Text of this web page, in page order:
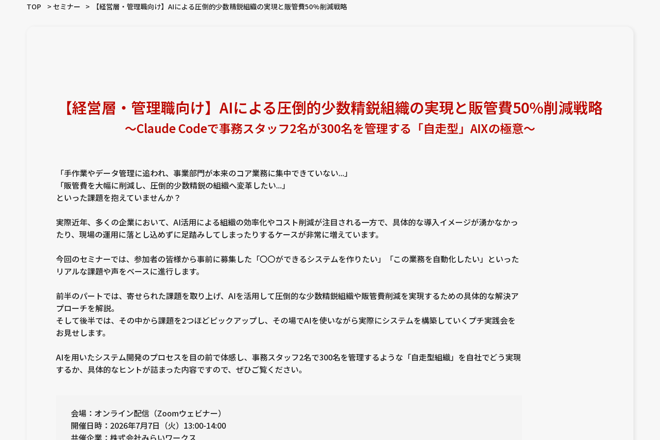
TOP セミナー 【経営層・管理職向け】AIによる圧倒的少数精鋭組織の実現と販管費50%削減戦略
【経営層・管理職向け】AIによる圧倒的少数精鋭組織の実現と販管費50%削減戦略
〜Claude Codeで事務スタッフ2名が300名を管理する「自走型」AIXの極意〜
「手作業やデータ管理に追われ、事業部門が本来のコア業務に集中できていない...」
「販管費を大幅に削減し、圧倒的少数精鋭の組織へ変革したい...」
といった課題を抱えていませんか？
実際近年、多くの企業において、AI活用による組織の効率化やコスト削減が注目される一方で、具体的な導入イメージが湧かなかっ
たり、現場の運用に落とし込めずに足踏みしてしまったりするケースが非常に増えています。
今回のセミナーでは、参加者の皆様から事前に募集した「〇〇ができるシステムを作りたい」「この業務を自動化したい」といった
リアルな課題や声をベースに進行します。
前半のパートでは、寄せられた課題を取り上げ、AIを活用して圧倒的な少数精鋭組織や販管費削減を実現するための具体的な解決ア
プローチを解説。
そして後半では、その中から課題を2つほどピックアップし、その場でAIを使いながら実際にシステムを構築していくプチ実践会を
お見せします。
AIを用いたシステム開発のプロセスを目の前で体感し、事務スタッフ2名で300名を管理するような「自走型組織」を自社でどう実現
するか、具体的なヒントが詰まった内容ですので、ぜひご覧ください。
会場：オンライン配信（Zoomウェビナー）
開催日時：2026年7月7日（火）13:00-14:00
共催企業：株式会社みらいワークス